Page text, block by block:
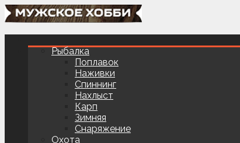
Рыбалка
Поплавок
Наживки
Спиннинг
Нахлыст
Карп
Зимняя
Снаряжение
Охота